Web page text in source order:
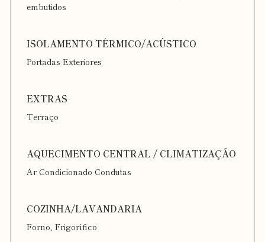
embutidos
Portadas Exteriores
Terraço
Ar Condicionado Condutas
Forno, Frigorífico